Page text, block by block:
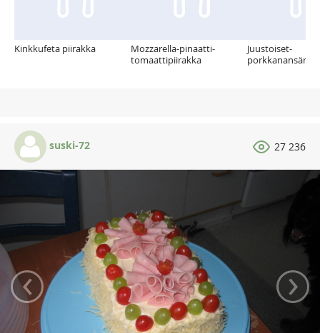
Kinkkufeta piirakka
Mozzarella-pinaatti-
tomaattipiirakka
Juustoiset-
suski-72 27 236
‹ ›